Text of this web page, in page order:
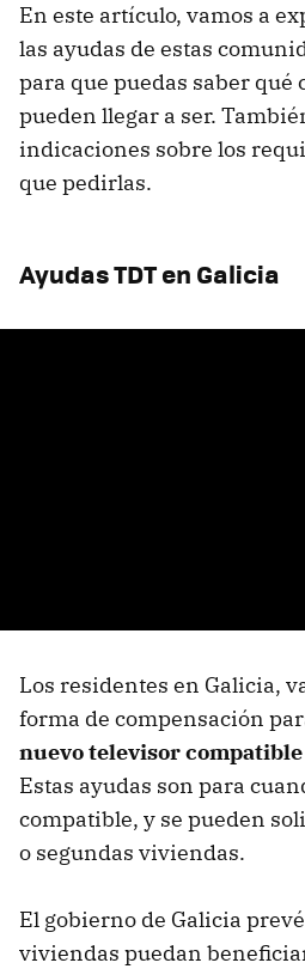
En este artículo, vamos a
las ayudas de estas
para que puedas saber qué
pueden llegar a ser.
indicaciones sobre los
que pedirlas.
Ayudas TDT en Galicia
Los residentes en Galicia,
forma de compensación
nuevo televisor
Estas ayudas son para
compatible, y se pueden
o segundas viviendas.
El gobierno de Galicia
viviendas puedan